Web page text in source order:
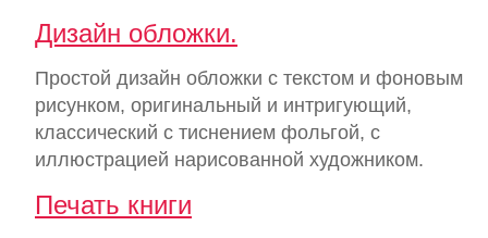
Дизайн обложки.
Простой дизайн обложки с текстом и фоновым
рисунком, оригинальный и интригующий,
классический с тиснением фольгой, с
иллюстрацией нарисованной художником.
Печать книги